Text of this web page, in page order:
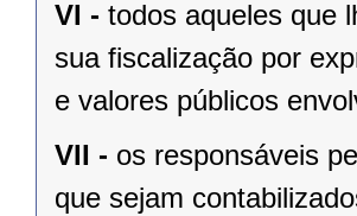
VI - todos aqueles que
sua fiscalização por
e valores públicos
VII - os responsáveis
que sejam